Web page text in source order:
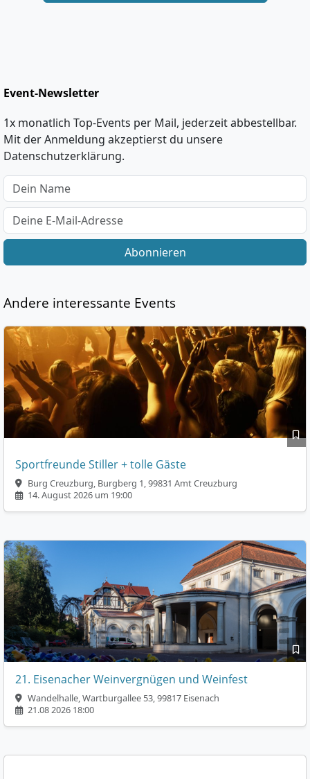
Event-Newsletter
1x monatlich Top-Events per Mail, jederzeit abbestellbar.
Mit der Anmeldung akzeptierst du unsere
Datenschutzerklärung.
Abonnieren
Andere interessante Events
Sportfreunde Stiller + tolle Gäste
Burg Creuzburg, Burgberg 1, 99831 Amt Creuzburg
14. August 2026 um 19:00
21. Eisenacher Weinvergnügen und Weinfest
Wandelhalle, Wartburgallee 53, 99817 Eisenach
21.08 2026 18:00